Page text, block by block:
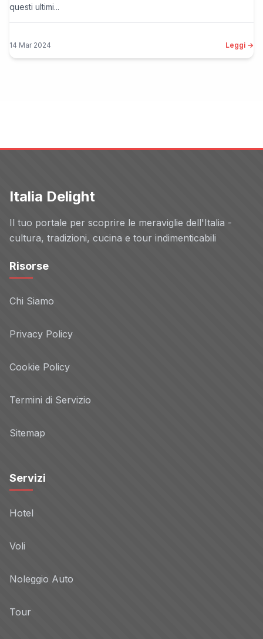
questi ultimi...
14 Mar 2024 Leggi →
Italia Delight
Il tuo portale per scoprire le meraviglie dell'Italia -
cultura, tradizioni, cucina e tour indimenticabili
Risorse
Chi Siamo
Privacy Policy
Cookie Policy
Termini di Servizio
Sitemap
Servizi
Hotel
Voli
Noleggio Auto
Tour